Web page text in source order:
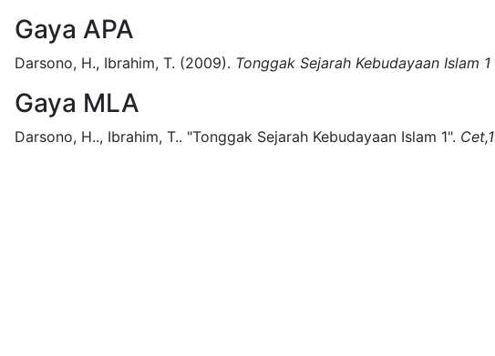
Gaya APA
Darsono, H., Ibrahim, T. (2009). Tonggak Sejarah Kebudayaan Islam 1
Gaya MLA
Darsono, H.., Ibrahim, T.. "Tonggak Sejarah Kebudayaan Islam 1". Cet,1